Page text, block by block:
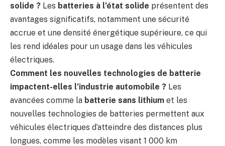
solide ? Les batteries à l’état solide présentent des
avantages significatifs, notamment une sécurité
accrue et une densité énergétique supérieure, ce qui
les rend idéales pour un usage dans les véhicules
électriques.
Comment les nouvelles technologies de batterie
impactent-elles l’industrie automobile ? Les
avancées comme la batterie sans lithium et les
nouvelles technologies de batteries permettent aux
véhicules électriques d’atteindre des distances plus
longues, comme les modèles visant 1 000 km